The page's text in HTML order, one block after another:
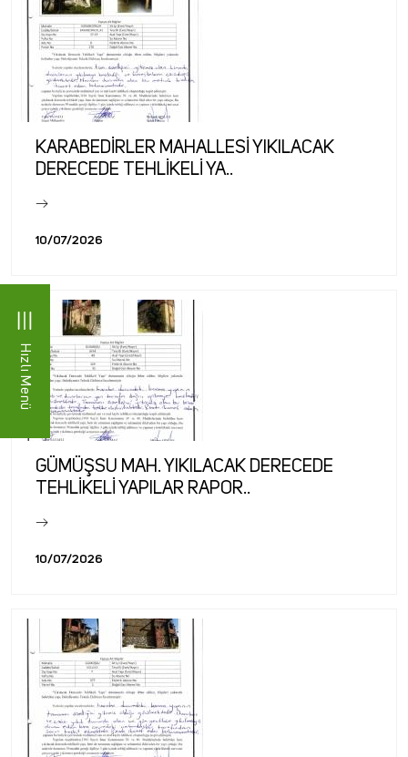
Hızlı Menü
KARABEDİRLER MAHALLESİ YIKILACAK
DERECEDE TEHLİKELİ YA..
10/07/2026
GÜMÜŞSU MAH. YIKILACAK DERECEDE
TEHLİKELİ YAPILAR RAPOR..
10/07/2026